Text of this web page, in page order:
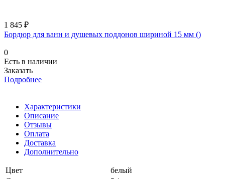
1 845 ₽
Бордюр для ванн и душевых поддонов шириной 15 мм ()
0
Есть в наличии
Заказать
Подробнее
Характеристики
Описание
Отзывы
Оплата
Доставка
Дополнительно
Цвет
белый